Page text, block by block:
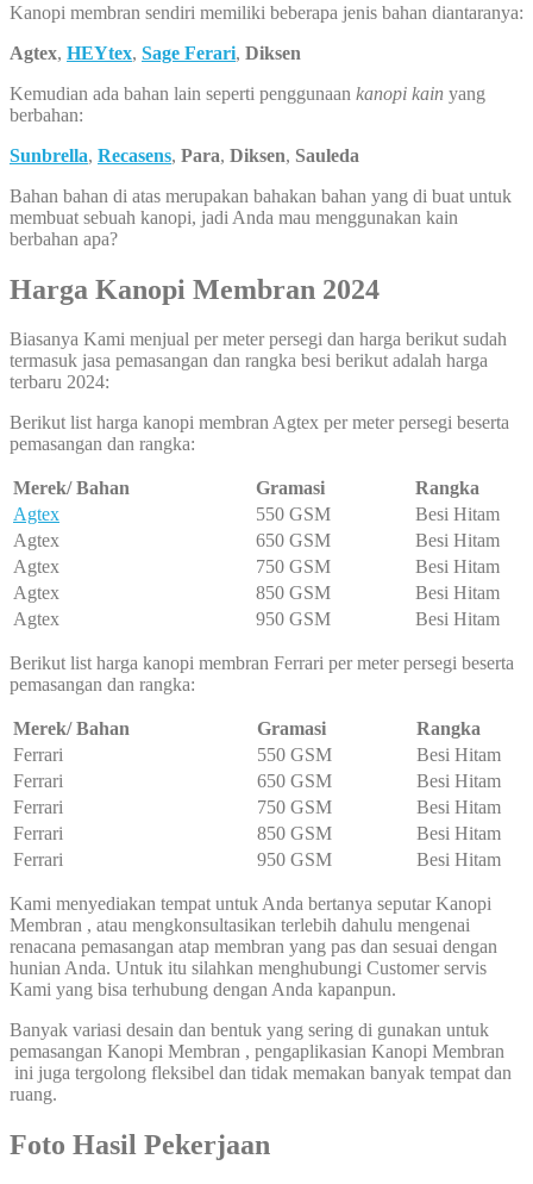
Kanopi membran sendiri memiliki beberapa jenis bahan diantaranya:
Agtex, HEYtex, Sage Ferari, Diksen
Kemudian ada bahan lain seperti penggunaan kanopi kain yang
berbahan:
Sunbrella, Recasens, Para, Diksen, Sauleda
Bahan bahan di atas merupakan bahakan bahan yang di buat untuk
membuat sebuah kanopi, jadi Anda mau menggunakan kain
berbahan apa?
Harga Kanopi Membran 2024
Biasanya Kami menjual per meter persegi dan harga berikut sudah
termasuk jasa pemasangan dan rangka besi berikut adalah harga
terbaru 2024:
Berikut list harga kanopi membran Agtex per meter persegi beserta
pemasangan dan rangka:
Merek/ Bahan Gramasi
Rangka
Agtex
550 GSM
Besi Hitam
Agtex
650 GSM
Besi Hitam
Agtex
750 GSM
Besi Hitam
Agtex
850 GSM
Besi Hitam
Agtex
950 GSM Besi Hitam
Berikut list harga kanopi membran Ferrari per meter persegi beserta
pemasangan dan rangka:
Merek/ Bahan Gramasi
Rangka
Ferrari
550 GSM
Besi Hitam
Ferrari
650 GSM
Besi Hitam
Ferrari
750 GSM
Besi Hitam
Ferrari
850 GSM
Besi Hitam
Ferrari
950 GSM Besi Hitam
Kami menyediakan tempat untuk Anda bertanya seputar Kanopi
Membran , atau mengkonsultasikan terlebih dahulu mengenai
renacana pemasangan atap membran yang pas dan sesuai dengan
hunian Anda. Untuk itu silahkan menghubungi Customer servis
Kami yang bisa terhubung dengan Anda kapanpun.
Banyak variasi desain dan bentuk yang sering di gunakan untuk
pemasangan Kanopi Membran , pengaplikasian Kanopi Membran
ini juga tergolong fleksibel dan tidak memakan banyak tempat dan
ruang.
Foto Hasil Pekerjaan